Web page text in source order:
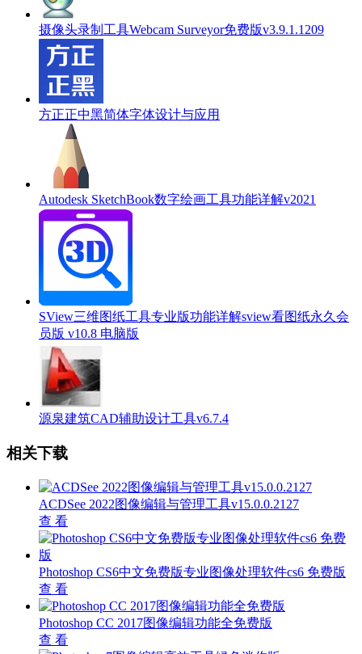
摄像头录制工具Webcam Surveyor免费版v3.9.1.1209
方正正中黑简体字体设计与应用
Autodesk SketchBook数字绘画工具功能详解v2021
SView三维图纸工具专业版功能详解sview看图纸永久会
员版 v10.8 电脑版
源泉建筑CAD辅助设计工具v6.7.4
相关下载
ACDSee 2022图像编辑与管理工具v15.0.0.2127
查 看
Photoshop CS6中文免费版专业图像处理软件cs6 免费版
查 看
Photoshop CC 2017图像编辑功能全免费版
查 看